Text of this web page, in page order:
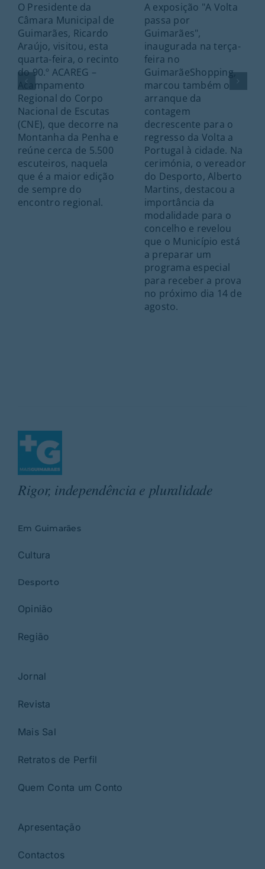
O Presidente da
Câmara Municipal de
Guimarães, Ricardo
Araújo, visitou, esta
quarta-feira, o recinto
do 90.º ACAREG –
Acampamento
Regional do Corpo
Nacional de Escutas
(CNE), que decorre na
Montanha da Penha e
reúne cerca de 5.500
escuteiros, naquela
que é a maior edição
de sempre do
encontro regional.
A exposição "A Volta
passa por
Guimarães",
inaugurada na terça-
feira no
GuimarãeShopping,
marcou também o
arranque da
contagem
decrescente para o
regresso da Volta a
Portugal à cidade. Na
cerimónia, o vereador
do Desporto, Alberto
Martins, destacou a
importância da
modalidade para o
concelho e revelou
que o Município está
a preparar um
programa especial
para receber a prova
no próximo dia 14 de
agosto.
Rigor, independência e pluralidade
Em Guimarães
Cultura
Desporto
Opinião
Região
Jornal
Revista
Mais Sal
Retratos de Perfil
Quem Conta um Conto
Apresentação
Contactos